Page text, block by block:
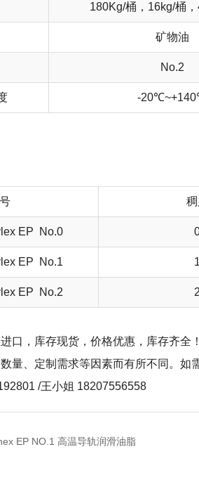
180Kg/桶，16kg/桶
矿物油
No.2
-
EP No.0
EP No.1 1
EP No.2 2
口，库存现货，价格优惠，库存齐全！
量、定制需求等因素而有所不同。如
/王小姐 18207556558
EP NO.1 高温导轨润滑油脂